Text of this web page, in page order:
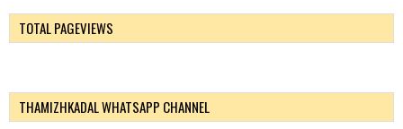
TOTAL PAGEVIEWS
THAMIZHKADAL WHATSAPP CHANNEL